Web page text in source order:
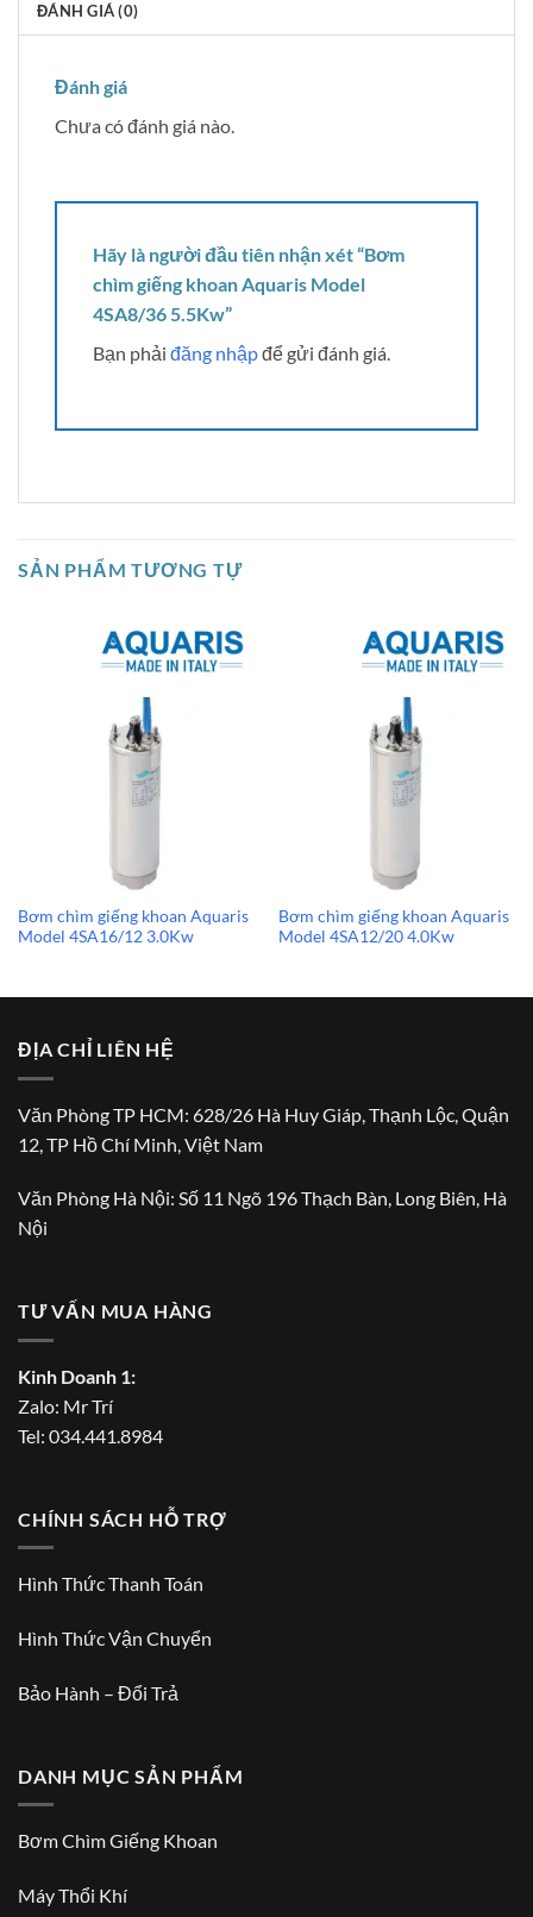
ĐÁNH GIÁ (0)
Đánh giá
Chưa có đánh giá nào.
Hãy là người đầu tiên nhận xét “Bơm
chìm giếng khoan Aquaris Model
4SA8/36 5.5Kw”
Bạn phải đăng nhậpđể gửi đánh giá.
SẢN PHẨM TƯƠNG TỰ
Bơm chìm giếng khoan Aquaris
Model 4SA16/12 3.0Kw
Bơm chìm giếng khoan Aquaris
Model 4SA12/20 4.0Kw
ĐỊA CHỈ LIÊN HỆ
Văn Phòng TP HCM: 628/26 Hà Huy Giáp, Thạnh Lộc, Quận
12, TP Hồ Chí Minh, Việt Nam
Văn Phòng Hà Nội: Số 11 Ngõ 196 Thạch Bàn, Long Biên, Hà
Nội
TƯ VẤN MUA HÀNG
Kinh Doanh 1:
Zalo: Mr Trí
Tel: 034.441.8984
CHÍNH SÁCH HỖ TRỢ
Hình Thức Thanh Toán
Hình Thức Vận Chuyển
Bảo Hành – Đổi Trả
DANH MỤC SẢN PHẨM
Bơm Chìm Giếng Khoan
Máy Thổi Khí